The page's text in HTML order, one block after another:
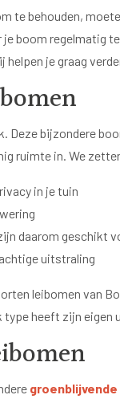
te behouden,
boom regelmatig
je graag
Deze bijzondere
ruimte in. We
in je tuin
daarom geschikt
uitstraling
leibomen van
type heeft zijn